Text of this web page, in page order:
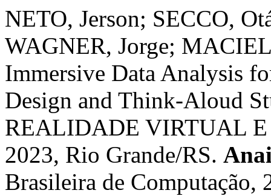
NETO, Jerson; SECCO,
WAGNER, Jorge;
Immersive Data Analysis
Design and Think-Aloud
REALIDADE VIRTUAL
2023, Rio Grande/RS.
Brasileira de Computação,